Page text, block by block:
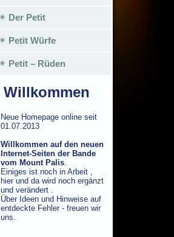
Der Petit
Petit Würfe
Petit – Rüden
Willkommen
Neue Homepage online seit
01.07.2013
Willkommen auf den neuen
Internet-Seiten der Bande
vom Mount Palis.
Einiges ist noch in Arbeit ,
hier und da wird noch ergänzt
und verändert .
Über Ideen und Hinweise auf
entdeckte Fehler - freuen wir
uns.